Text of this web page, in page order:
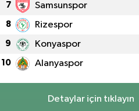
7 Samsunspor
8 Rizespor
9 Konyaspor
10 Alanyaspor
Detaylar için tıklayın